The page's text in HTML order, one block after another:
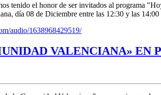
tenido el honor de ser invitados al programa
día 08 de Diciembre entre las 12:30 y las
audio/1638968429519/
VALENCIANA» EN